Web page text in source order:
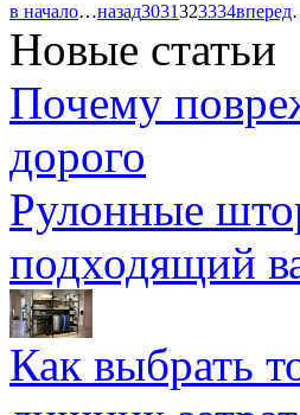
в начало…назад3031323334вперед
Новые статьи
Почему
дорого
Рулонные
подходящий
Как выбрать